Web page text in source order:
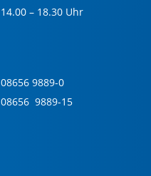
14.00 – 18.30 Uhr
08656 9889-0
08656 9889-15